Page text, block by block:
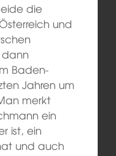
die
und
dann
Baden-
Jahren um
merkt
ein
ist, ein
und auch